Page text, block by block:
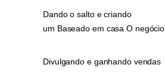
Dando o salto e criando
um Baseado em casa O negócio
Divulgando e ganhando vendas